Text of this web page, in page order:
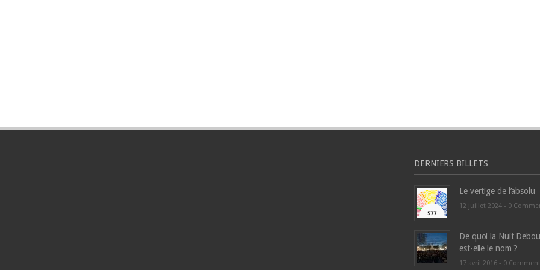
DERNIERS BILLETS
Le vertige de l’absolu
12 juillet 2024 - 0
De quoi la Nuit
est-elle le nom ?
17 avril 2016 - 0 Comment